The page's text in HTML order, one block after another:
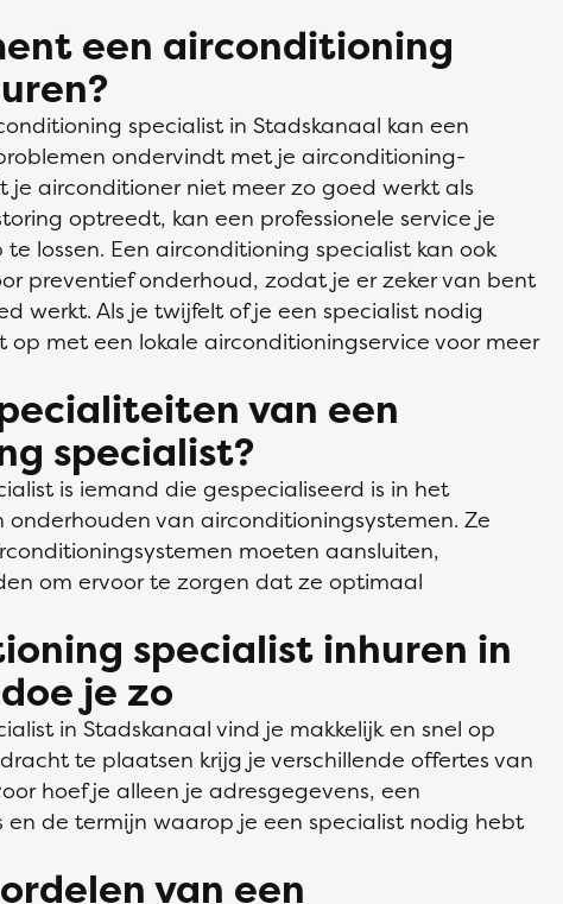
een airconditioning
specialist in Stadskanaal kan een
ondervindt met je airconditioning-
je airconditioner niet meer zo goed werkt als
optreedt, kan een professionele service je
lossen. Een airconditioning specialist kan ook
preventief onderhoud, zodat je er zeker van bent
werkt. Als je twijfelt of je een specialist nodig
met een lokale airconditioningservice voor meer
van een
specialist?
is iemand die gespecialiseerd is in het
onderhouden van airconditioningsystemen. Ze
moeten aansluiten,
om ervoor te zorgen dat ze optimaal
specialist inhuren in
je zo
in Stadskanaal vind je makkelijk en snel op
te plaatsen krijg je verschillende offertes van
hoef je alleen je adresgegevens, een
en de termijn waarop je een specialist nodig hebt
van een